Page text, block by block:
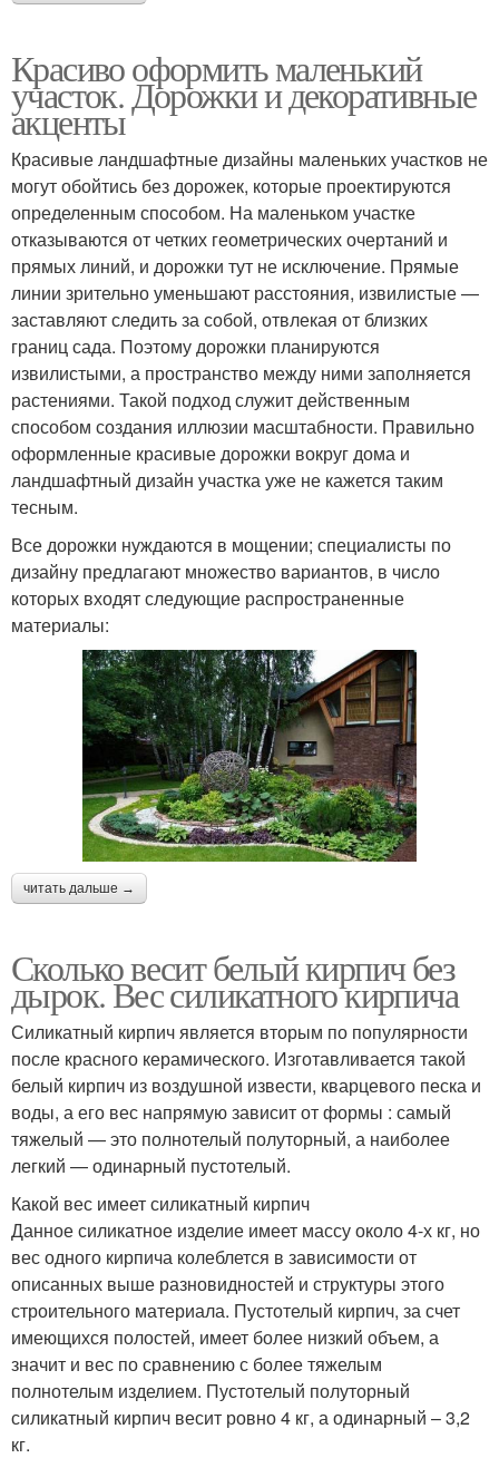
Красиво оформить маленький
участок. Дорожки и декоративные
акценты
Красивые ландшафтные дизайны маленьких участков не
могут обойтись без дорожек, которые проектируются
определенным способом. На маленьком участке
отказываются от четких геометрических очертаний и
прямых линий, и дорожки тут не исключение. Прямые
линии зрительно уменьшают расстояния, извилистые —
заставляют следить за собой, отвлекая от близких
границ сада. Поэтому дорожки планируются
извилистыми, а пространство между ними заполняется
растениями. Такой подход служит действенным
способом создания иллюзии масштабности. Правильно
оформленные красивые дорожки вокруг дома и
ландшафтный дизайн участка уже не кажется таким
тесным.
Все дорожки нуждаются в мощении; специалисты по
дизайну предлагают множество вариантов, в число
которых входят следующие распространенные
материалы:
читать дальше →
Сколько весит белый кирпич без
дырок. Вес силикатного кирпича
Силикатный кирпич является вторым по популярности
после красного керамического. Изготавливается такой
белый кирпич из воздушной извести, кварцевого песка и
воды, а его вес напрямую зависит от формы : самый
тяжелый — это полнотелый полуторный, а наиболее
легкий — одинарный пустотелый.
Какой вес имеет силикатный кирпич
Данное силикатное изделие имеет массу около 4-х кг, но
вес одного кирпича колеблется в зависимости от
описанных выше разновидностей и структуры этого
строительного материала. Пустотелый кирпич, за счет
имеющихся полостей, имеет более низкий объем, а
значит и вес по сравнению с более тяжелым
полнотелым изделием. Пустотелый полуторный
силикатный кирпич весит ровно 4 кг, а одинарный – 3,2
кг.